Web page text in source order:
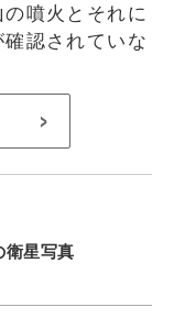
噴火とそれに
認されていな
>
衛星写真